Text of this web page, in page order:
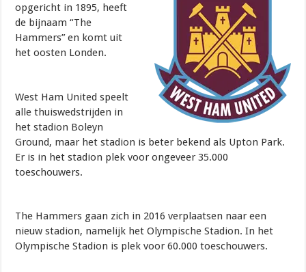
opgericht in 1895, heeft
de bijnaam “The
Hammers” en komt uit
het oosten Londen.
West Ham United speelt
alle thuiswedstrijden in
het stadion Boleyn
Ground, maar het stadion is beter bekend als Upton Park.
Er is in het stadion plek voor ongeveer 35.000
toeschouwers.
The Hammers gaan zich in 2016 verplaatsen naar een
nieuw stadion, namelijk het Olympische Stadion. In het
Olympische Stadion is plek voor 60.000 toeschouwers.